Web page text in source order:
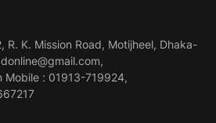
R. K. Mission Road, Motijheel, Dhaka-
Mobile : 01913-719924,